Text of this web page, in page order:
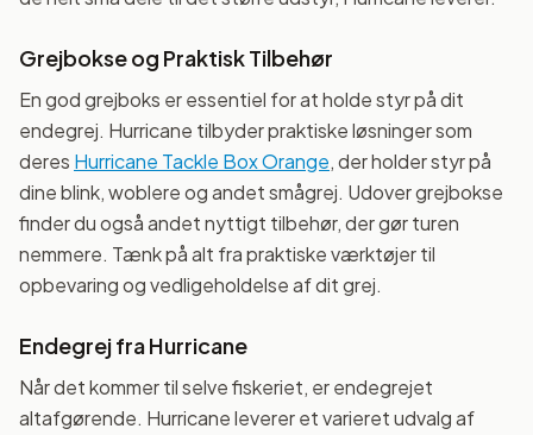
Grejbokse og Praktisk Tilbehør
En god grejboks er essentiel for at holde styr på dit
endegrej. Hurricane tilbyder praktiske løsninger som
deres Hurricane Tackle Box Orange, der holder styr på
dine blink, woblere og andet smågrej. Udover grejbokse
finder du også andet nyttigt tilbehør, der gør turen
nemmere. Tænk på alt fra praktiske værktøjer til
opbevaring og vedligeholdelse af dit grej.
Endegrej fra Hurricane
Når det kommer til selve fiskeriet, er endegrejet
altafgørende. Hurricane leverer et varieret udvalg af